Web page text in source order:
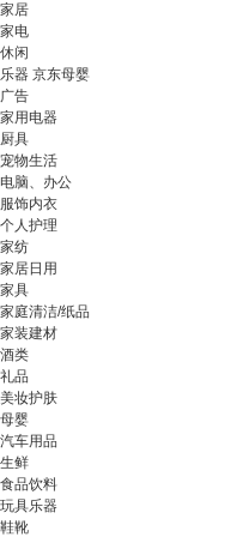
家居
家电
休闲
乐器 京东母婴
广告
家用电器
厨具
宠物生活
电脑、办公
服饰内衣
个人护理
家纺
家居日用
家具
家庭清洁/纸品
家装建材
酒类
礼品
美妆护肤
母婴
汽车用品
生鲜
食品饮料
玩具乐器
鞋靴